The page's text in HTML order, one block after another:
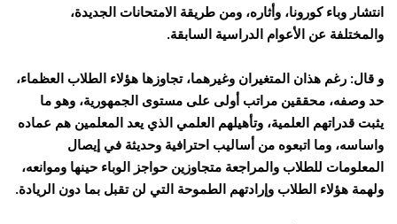
انتشار وباء كورونا، وأثاره، ومن طريقة الامتحانات الجديدة،
والمختلفة عن الأعوام الدراسية السابقة.
و قال: رغم هذان المتغيران وغيرهما، تجاوزها هؤلاء الطلاب العظماء،
حد وصفه، محققين مراتب أولى على مستوى الجمهورية، وهو ما
يثبت قدراتهم العلمية، وتأهيلهم العلمي الذي يعد المعلمين هم عماده
واساسه، وما اتبعوه من أساليب احترافية وحديثة في إيصال
المعلومات للطلاب والمراجعة متجاوزين حواجز الوباء حينها وموانعه،
ولهمة هؤلاء الطلاب وإرادتهم الطموحة التي لن تقبل بما دون الريادة.